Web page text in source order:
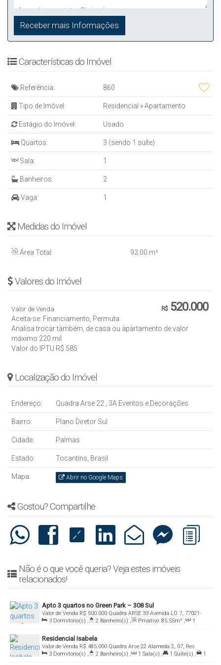
Características do Imóvel
Referência: 860
Tipo de Imóvel: Residencial »Apartamento
Estágio do Imóvel: Usado
Quartos: 3 (sendo 1 suíte)
Sala: 1
Banheiros: 2
Vaga: 1
Medidas do Imóvel
Área Total: 92.00 m²
Valores do Imóvel
R$520.000
Valor de Venda
Aceita-se: Financiamento, Permuta
Analisa trocar também, de casa ou apartamento de valor
máximo 220 mil
Valor do IPTU R$ 585
Localização do Imóvel
Endereço: Quadra Arse 22 , 3A Eventos e Decorações
Bairro: Plano Diretor Sul
Cidade: Palmas
Estado: Tocantins, Brasil
Mapa: Abrir no Google Maps
Gostou? Compartilhe
Não é o que você queria? Veja estes imóveis
relacionados!
Apto 3 quartos no Green Park – 308 Sul
R$ 500.000
Valor de Venda
Quadra ARSE 33 Avenida LO 7, 77021-
054, Plano Diretor Sul, Palmas, Tocantins, Brasil
3 Dormitório(s) , 2 Banheiro(s) , Privativo: 85.55m² ,
1
Sala(s) , 1 Suíte(s) , Total: 138.79m² , 1 Vaga(s)
Residencial Isabela
R$ 485.000
Valor de Venda
Quadra Arse 22 Alameda 2, 07, Res
Isabela, 77020-514, Plano Diretor Sul, Palmas, Tocantins, Brasil
3 Dormitório(s) , 2 Banheiro(s) , 1 Sala(s) , 1 Suíte(s) ,
1
Vaga(s) , Útil: 76.00m²